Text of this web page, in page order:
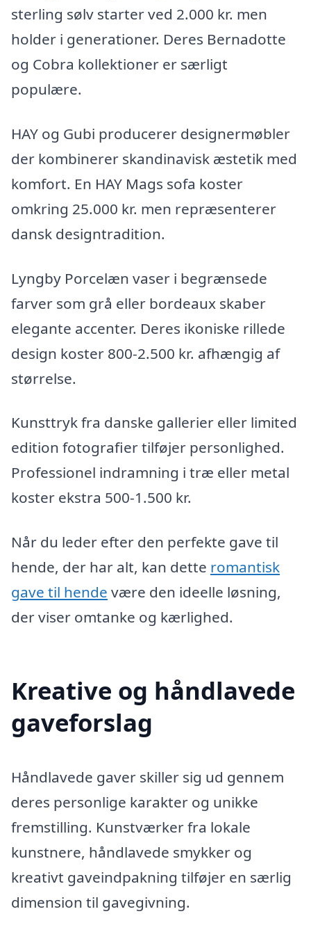
sterling sølv starter ved 2.000 kr. men
holder i generationer. Deres Bernadotte
og Cobra kollektioner er særligt
populære.
HAY og Gubi producerer designermøbler
der kombinerer skandinavisk æstetik med
komfort. En HAY Mags sofa koster
omkring 25.000 kr. men repræsenterer
dansk designtradition.
Lyngby Porcelæn vaser i begrænsede
farver som grå eller bordeaux skaber
elegante accenter. Deres ikoniske rillede
design koster 800-2.500 kr. afhængig af
størrelse.
Kunsttryk fra danske gallerier eller limited
edition fotografier tilføjer personlighed.
Professionel indramning i træ eller metal
koster ekstra 500-1.500 kr.
Når du leder efter den perfekte gave til
hende, der har alt, kan dette romantisk
gave til hende være den ideelle løsning,
der viser omtanke og kærlighed.
Kreative og håndlavede
gaveforslag
Håndlavede gaver skiller sig ud gennem
deres personlige karakter og unikke
fremstilling. Kunstværker fra lokale
kunstnere, håndlavede smykker og
kreativt gaveindpakning tilføjer en særlig
dimension til gavegivning.